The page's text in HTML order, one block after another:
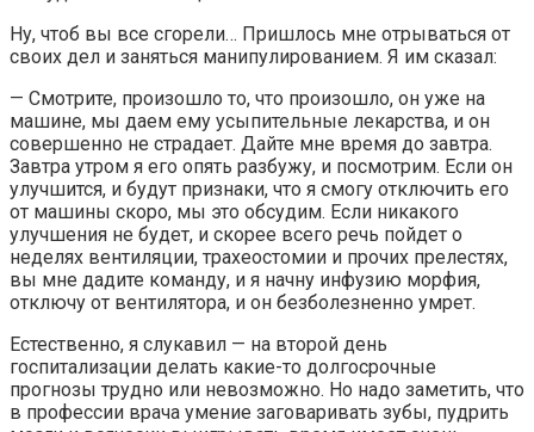
Ну, чтоб вы все сгорели… Пришлось мне отрываться от
своих дел и заняться манипулированием. Я им сказал:
— Смотрите, произошло то, что произошло, он уже на
машине, мы даем ему усыпительные лекарства, и он
совершенно не страдает. Дайте мне время до завтра.
Завтра утром я его опять разбужу, и посмотрим. Если он
улучшится, и будут признаки, что я смогу отключить его
от машины скоро, мы это обсудим. Если никакого
улучшения не будет, и скорее всего речь пойдет о
неделях вентиляции, трахеостомии и прочих прелестях,
вы мне дадите команду, и я начну инфузию морфия,
отключу от вентилятора, и он безболезненно умрет.
Естественно, я слукавил — на второй день
госпитализации делать какие-то долгосрочные
прогнозы трудно или невозможно. Но надо заметить, что
в профессии врача умение заговаривать зубы, пудрить